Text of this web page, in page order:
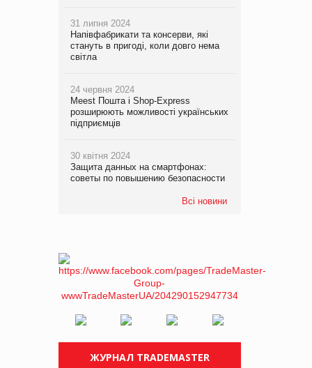
31 липня 2024
Напівфабрикати та консерви, які
стануть в пригоді, коли довго нема
світла
24 червня 2024
Meest Пошта і Shop-Express
розширюють можливості українських
підприємців
30 квітня 2024
Защита данных на смартфонах:
советы по повышению безопасности
Всі новини
ЖУРНАЛ TRADEMASTER